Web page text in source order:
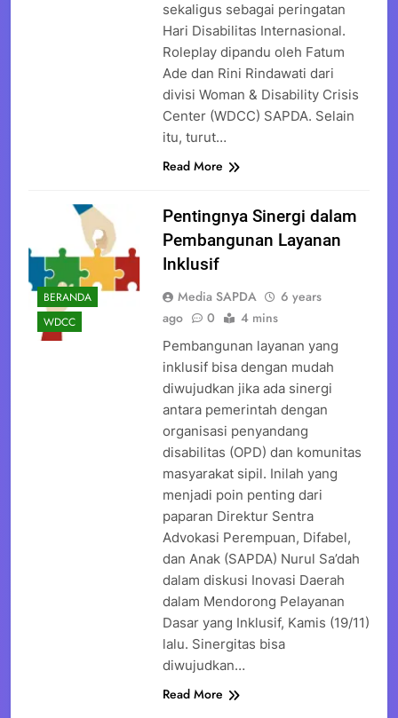
sekaligus sebagai peringatan
Hari Disabilitas Internasional.
Roleplay dipandu oleh Fatum
Ade dan Rini Rindawati dari
divisi Woman & Disability Crisis
Center (WDCC) SAPDA. Selain
itu, turut…
Read More
BERANDA
WDCC
Pentingnya Sinergi dalam
Pembangunan Layanan
Inklusif
Media SAPDA
6 years
ago
0 4 mins
Pembangunan layanan yang
inklusif bisa dengan mudah
diwujudkan jika ada sinergi
antara pemerintah dengan
organisasi penyandang
disabilitas (OPD) dan komunitas
masyarakat sipil. Inilah yang
menjadi poin penting dari
paparan Direktur Sentra
Advokasi Perempuan, Difabel,
dan Anak (SAPDA) Nurul Sa’dah
dalam diskusi Inovasi Daerah
dalam Mendorong Pelayanan
Dasar yang Inklusif, Kamis (19/11)
lalu. Sinergitas bisa
diwujudkan…
Read More